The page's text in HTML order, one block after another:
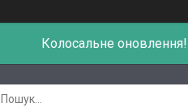
Колосальне оновлення!